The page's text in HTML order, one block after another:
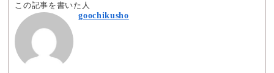
この記事を書いた人
goochikusho